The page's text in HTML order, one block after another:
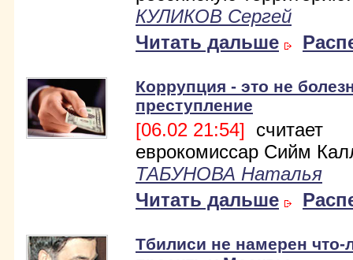
КУЛИКОВ Сергей
Читать дальше
Коррупция - это не
преступление
[06.02 21:54] считает
еврокомиссар Сийм
ТАБУНОВА Наталья
Читать дальше
Тбилиси не намерен что-